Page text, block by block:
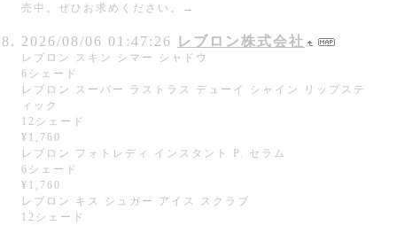
売中。ぜひお求めください。→
2026/08/06 01:47:26 レブロン株式会社
レブロン スキン シマー シャドウ
6シェード
レブロン スーパー ラストラス デューイ シャイン リップステ
ィック
12シェード
¥1,760
レブロン フォトレディ インスタント P. セラム
6シェード
¥1,760
レブロン キス シュガー アイス スクラブ
12シェード